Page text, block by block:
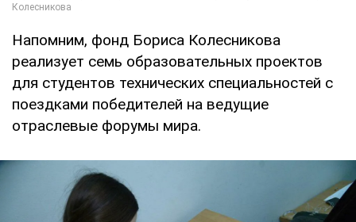
Напомним, фонд Бориса Колесникова
реализует семь образовательных проектов
для студентов технических специальностей с
поездками победителей на ведущие
отраслевые форумы мира.